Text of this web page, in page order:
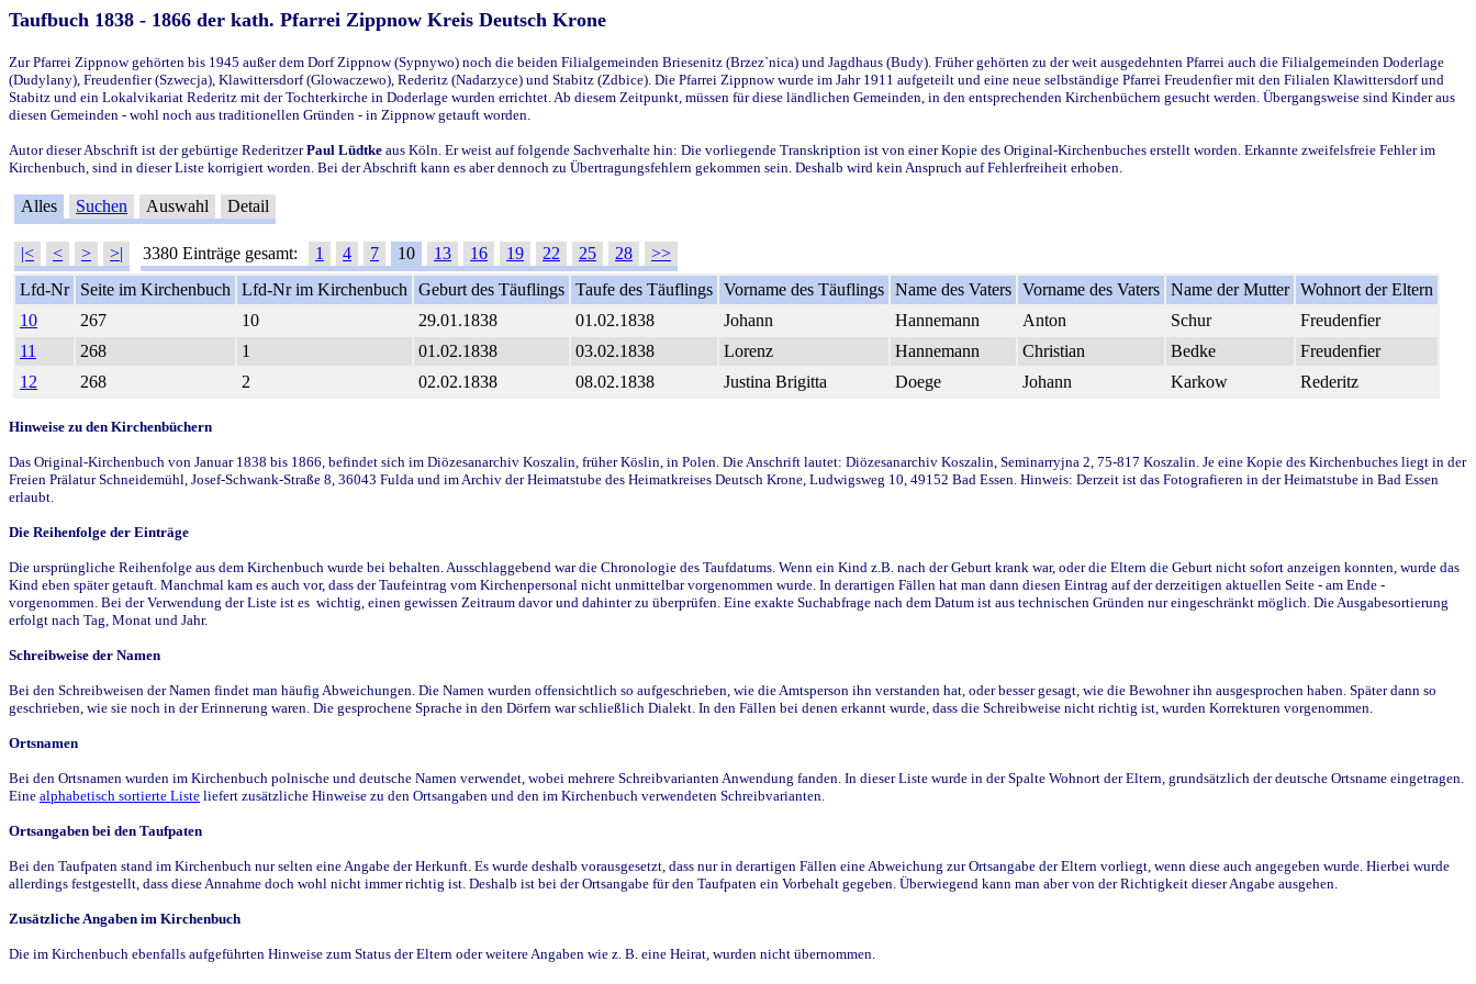
Taufbuch 1838 - 1866 der kath. Pfarrei Zippnow Kreis Deutsch Krone
Zur Pfarrei Zippnow gehörten bis 1945 außer dem Dorf Zippnow (Sypnywo) noch die beiden Filialgemeinden Briesenitz (Brzez`nica) und Jagdhaus (Budy). Früher gehörten zu der weit ausgedehnten Pfarrei auch die Filialgemeinden Doderlage
(Dudylany), Freudenfier (Szwecja), Klawittersdorf (Glowaczewo), Rederitz (Nadarzyce) und Stabitz (Zdbice). Die Pfarrei Zippnow wurde im Jahr 1911 aufgeteilt und eine neue selbständige Pfarrei Freudenfier mit den Filialen Klawittersdorf und
Stabitz und ein Lokalvikariat Rederitz mit der Tochterkirche in Doderlage wurden errichtet. Ab diesem Zeitpunkt, müssen für diese ländlichen Gemeinden, in den entsprechenden Kirchenbüchern gesucht werden. Übergangsweise sind Kinder aus
diesen Gemeinden - wohl noch aus traditionellen Gründen - in Zippnow getauft worden.
Autor dieser Abschrift ist der gebürtige RederitzerPaul Lüdtke aus Köln. Er weist auf folgende Sachverhalte hin: Die vorliegende Transkription ist von einer Kopie des Original-Kirchenbuches erstellt worden. Erkannte zweifelsfreie Fehler im
Kirchenbuch, sind in dieser Liste korrigiert worden. Bei der Abschrift kann es aber dennoch zu Übertragungsfehlern gekommen sein. Deshalb wird kein Anspruch auf Fehlerfreiheit erhoben.
Alles Suchen Auswahl Detail
|< < > >| 3380 Einträge gesamt: 1 4 7 10 13 16 19 22 25 28
>>
Lfd-Nr
Seite im Kirchenbuch Lfd-Nr im Kirchenbuch Geburt des Täuflings Taufe des Täuflings Vorname des Täuflings Name des Vaters Vorname des Vaters Name der Mutter Wohnort der Eltern
10
267 10 29.01.1838 01.02.1838 Johann Hannemann Anton Schur
Freudenfier
11
268 1 01.02.1838 03.02.1838 Lorenz Hannemann Christian Bedke
Freudenfier
12
268 2 02.02.1838 08.02.1838 Justina Brigitta Doege Johann Karkow Rederitz
Hinweise zu den Kirchenbüchern
Das Original-Kirchenbuch von Januar 1838 bis 1866, befindet sich im Diözesanarchiv Koszalin, früher Köslin, in Polen. Die Anschrift lautet: Diözesanarchiv Koszalin, Seminarryjna 2, 75-817 Koszalin. Je eine Kopie des Kirchenbuches liegt in der
Freien Prälatur Schneidemühl, Josef-Schwank-Straße 8, 36043 Fulda und im Archiv der Heimatstube des Heimatkreises Deutsch Krone, Ludwigsweg 10, 49152 Bad Essen. Hinweis: Derzeit ist das Fotografieren in der Heimatstube in Bad Essen
erlaubt.
Die Reihenfolge der Einträge
Die ursprüngliche Reihenfolge aus dem Kirchenbuch wurde bei behalten. Ausschlaggebend war die Chronologie des Taufdatums. Wenn ein Kind z.B. nach der Geburt krank war, oder die Eltern die Geburt nicht sofort anzeigen konnten, wurde das
Kind eben später getauft. Manchmal kam es auch vor, dass der Taufeintrag vom Kirchenpersonal nicht unmittelbar vorgenommen wurde. In derartigen Fällen hat man dann diesen Eintrag auf der derzeitigen aktuellen Seite - am Ende -
vorgenommen. Bei der Verwendung der Liste ist es wichtig, einen gewissen Zeitraum davor und dahinter zu überprüfen. Eine exakte Suchabfrage nach dem Datum ist aus technischen Gründen nur eingeschränkt möglich. Die Ausgabesortierung
erfolgt nach Tag, Monat und Jahr.
Schreibweise der Namen
Bei den Schreibweisen der Namen findet man häufig Abweichungen. Die Namen wurden offensichtlich so aufgeschrieben, wie die Amtsperson ihn verstanden hat, oder besser gesagt, wie die Bewohner ihn ausgesprochen haben. Später dann so
geschrieben, wie sie noch in der Erinnerung waren. Die gesprochene Sprache in den Dörfern war schließlich Dialekt. In den Fällen bei denen erkannt wurde, dass die Schreibweise nicht richtig ist, wurden Korrekturen vorgenommen.
Ortsnamen
Bei den Ortsnamen wurden im Kirchenbuch polnische und deutsche Namen verwendet, wobei mehrere Schreibvarianten Anwendung fanden. In dieser Liste wurde in der Spalte Wohnort der Eltern, grundsätzlich der deutsche Ortsname eingetragen.
Eine alphabetisch sortierte Liste liefert zusätzliche Hinweise zu den Ortsangaben und den im Kirchenbuch verwendeten Schreibvarianten.
Ortsangaben bei den Taufpaten
Bei den Taufpaten stand im Kirchenbuch nur selten eine Angabe der Herkunft. Es wurde deshalb vorausgesetzt, dass nur in derartigen Fällen eine Abweichung zur Ortsangabe der Eltern vorliegt, wenn diese auch angegeben wurde. Hierbei wurde
allerdings festgestellt, dass diese Annahme doch wohl nicht immer richtig ist. Deshalb ist bei der Ortsangabe für den Taufpaten ein Vorbehalt gegeben. Überwiegend kann man aber von der Richtigkeit dieser Angabe ausgehen.
Zusätzliche Angaben im Kirchenbuch
Die im Kirchenbuch ebenfalls aufgeführten Hinweise zum Status der Eltern oder weitere Angaben wie z. B. eine Heirat, wurden nicht übernommen.